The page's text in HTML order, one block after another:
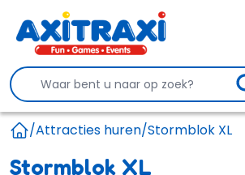
/Attracties huren/Stormblok XL
Stormblok XL